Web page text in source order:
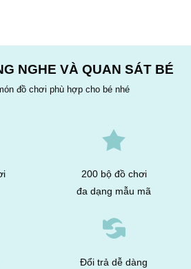
NGHE VÀ QUAN SÁT BÉ
đồ chơi phù hợp cho bé nhé
200 bộ đồ chơi
đa dạng mẫu mã
Đổi trả dễ dàng